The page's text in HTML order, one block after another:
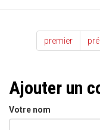
premier
Ajouter un
Votre nom